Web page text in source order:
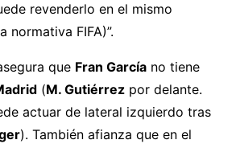
(@MarcosdVicente)May
revenderlo en el mismo
normativa FIFA)”.
que Fran García no tiene
(M. Gutiérrez por delante.
actuar de lateral izquierdo tras
). También afianza que en el